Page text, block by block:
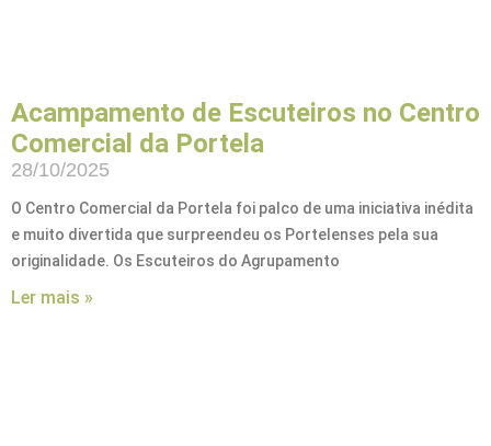
Acampamento de Escuteiros no Centro
Comercial da Portela
28/10/2025
O Centro Comercial da Portela foi palco de uma iniciativa inédita
e muito divertida que surpreendeu os Portelenses pela sua
originalidade. Os Escuteiros do Agrupamento
Ler mais »